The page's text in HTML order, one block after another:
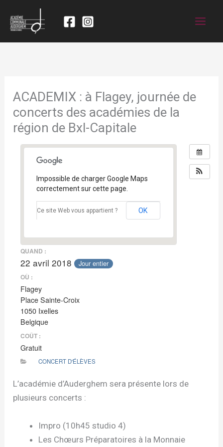
ACADEMIX : à Flagey, journée de
concerts des académies de la
région de Bxl-Capitale
Impossible de charger Google Maps
correctement sur cette page.
Ce site Web vous appartient ? OK
QUAND :
22 avril 2018 Jour entier
OÙ :
Flagey
Place Sainte-Croix
1050 Ixelles
Belgique
COÛT :
Gratuit
CONCERT D'ÉLÈVES
L’académie d’Auderghem sera présente lors de
plusieurs concerts :
Impro (10h45 studio 4)
Les Chœurs Préparatoires à la Monnaie